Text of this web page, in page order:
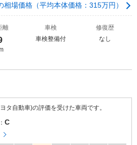
相場価格（平均本体価格：315万円）
離
車検
車検整備付
修復歴
なし
タ自動車)の評価を受けた車両です。
C